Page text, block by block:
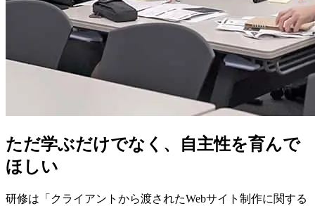
ただ学ぶだけでなく、自主性を育んで
ほしい
研修は「クライアントから渡されたWebサイト制作に関する